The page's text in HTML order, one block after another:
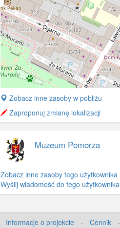
+
−
Zobacz inne zasoby w pobliżu
Zaproponuj zmianę lokalizacji
Muzeum Pomorza
Zobacz inne zasoby tego użytkownika
Wyślij wiadomość do tego użytkownika
Informacje o projekcie · Cennik ·